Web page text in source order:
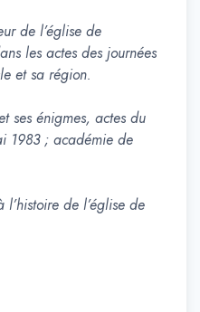
l’église de
les actes des journées
et sa région.
énigmes, actes du
1983 ; académie de
de l’église de